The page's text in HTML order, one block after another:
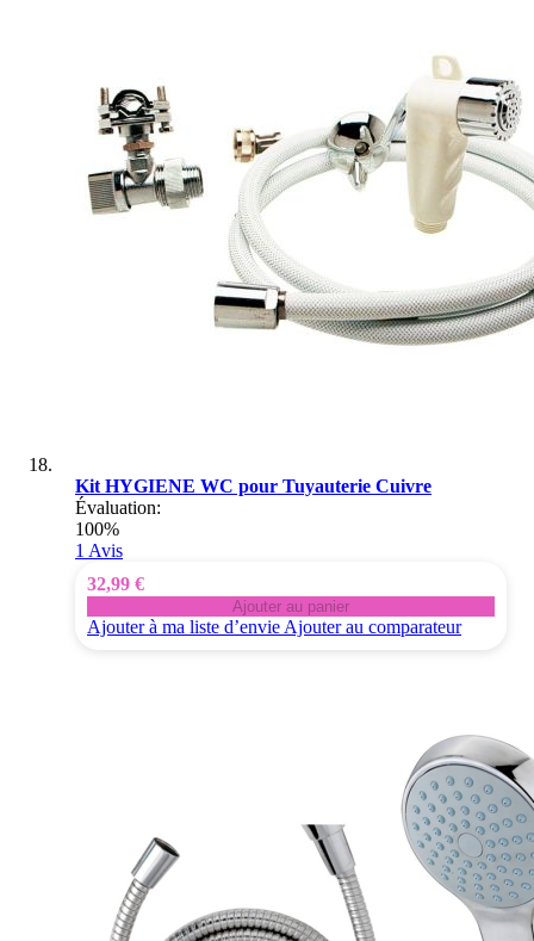
Kit HYGIENE WC pour Tuyauterie Cuivre
Évaluation:
100%
1 Avis
32,99 €
Ajouter au panier
Ajouter à ma liste d’envie Ajouter au comparateur